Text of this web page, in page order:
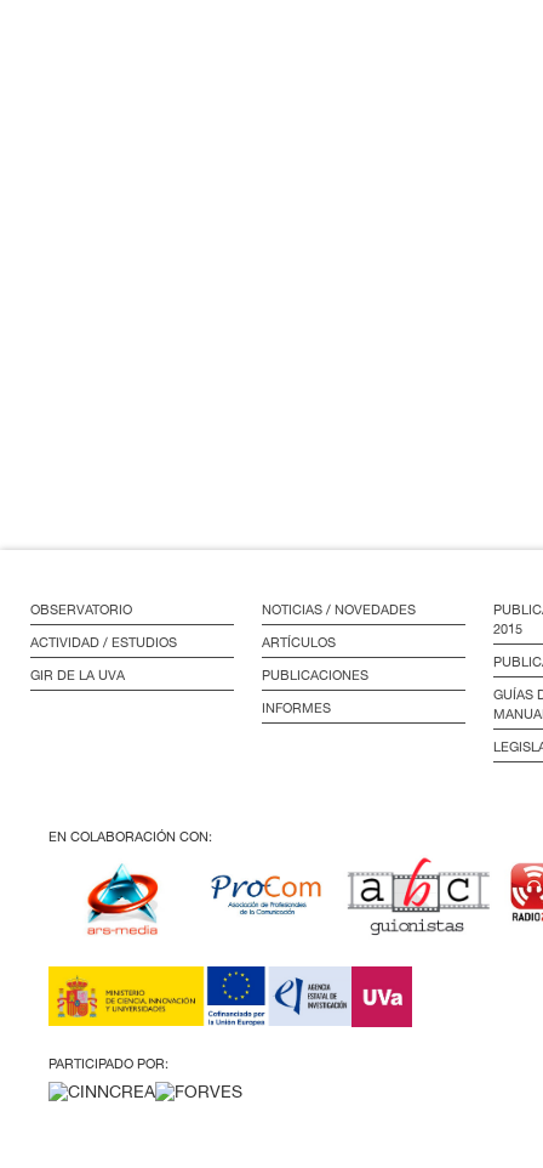
OBSERVATORIO
ACTIVIDAD / ESTUDIOS
GIR DE LA UVA
NOTICIAS / NOVEDADES
ARTÍCULOS
PUBLICACIONES
INFORMES
2015
GUÍAS
EN COLABORACIÓN CON:
PARTICIPADO POR: